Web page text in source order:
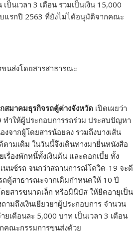
ป็นเวลา3 เดือน รวมเป็นเงิน 15,000
แรกปี 2563 ที่ยังไม่ได้อนุมัติจากคณะ
ขนส่งโดยสารสาธารณะ
สมาคมธุรกิจรถตู้ต่างจังหวัด เปิดเผยว่า
ทำให้ผู้ประกอบการรถร่วม ประสบปัญหา
งจากผู้โดยสารน้อยลง รวมถึงบางเส้น
ามเดิม ในวันนี้จึงเดินทางมายื่นหนังสือ
เรื่องพักหนี้ทั้งเงินต้น และดอกเบี้ย ทั้ง
นนซ์รถ จนกว่าสถานการณ์โควิด-19 จะดี
ตู้สาธารณะจากเดิมกำหนดให้ 10 ปี
ยสารขนาดเล็ก หรือมินิบัส ให้ยืดอายุเป็น
ามถึงเงินเยียวยาผู้ประกอบการ จำนวน
ยเดือนละ 5,000 บาท เป็นเวลา3 เดือน
คณะกรรมการขนส่งด้วย